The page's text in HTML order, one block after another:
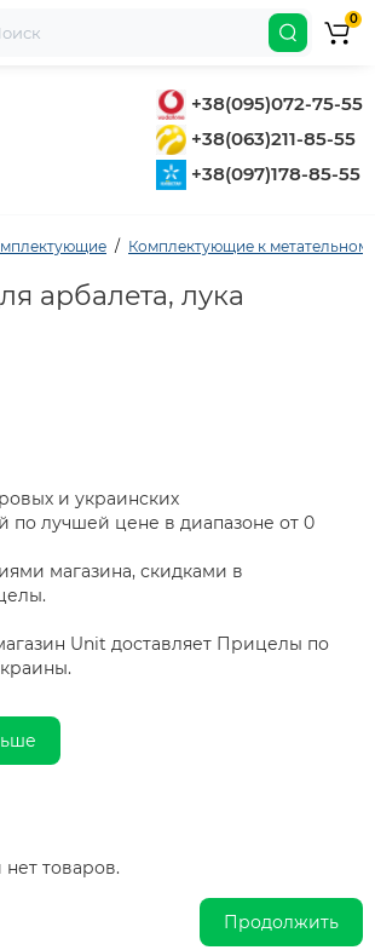
+38(095)072-75-55
+38(063)211-85-55
+38(097)178-85-55
0
Комплектующие к
арбалета, лука
и украинских
по лучшей цене в диапазоне от 0
магазина, скидками в
Unit доставляет Прицелы по
товаров.
Продолжить